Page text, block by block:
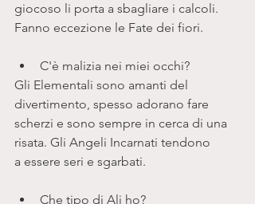
giocoso li porta a sbagliare i calcoli.
Fanno eccezione le Fate dei fiori.
C'è malizia nei miei occhi?
Gli Elementali sono amanti del
divertimento, spesso adorano fare
scherzi e sono sempre in cerca di una
risata. Gli Angeli Incarnati tendono
a essere seri e sgarbati.
Che tipo di Ali ho?